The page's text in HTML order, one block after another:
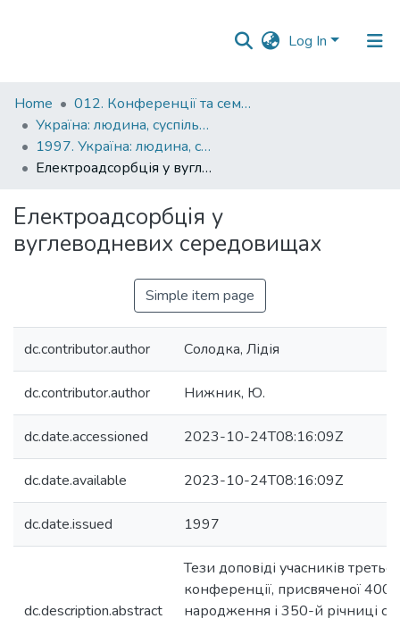
Log In
Communities
&
Collections
All of DSpace
Statistics
Home
012. Конференції та семінари НаУКМА
Україна: людина, суспільство, природа : щорічна наукова конференція
1997. Україна: людина, суспільство, природа : третя щорічна наукова конференція, присвячена 400-й річниці народження і 350-й річниці смерті Петра Могили : тези доповідей
Електроадсорбція у вуглеводневих середовищах
Електроадсорбція у
вуглеводневих середовищах
Simple item page
dc.contributor.author Солодка, Лідія
dc.contributor.author Нижник, Ю.
dc.date.accessioned 2023-10-24T08:16:09Z
dc.date.available 2023-10-24T08:16:09Z
dc.date.issued 1997
dc.description.abstract
Тези доповіді учасників
конференції, присвяченої 400-
народження і 350-й річниці